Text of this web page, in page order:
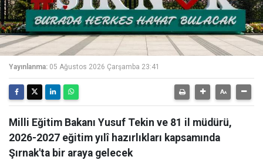
Yayınlanma: 05 Ağustos 2026 Çarşamba 23:41
Milli Eğitim Bakanı Yusuf Tekin ve 81 il müdürü,
2026-2027 eğitim yılî hazırlıkları kapsamında
Şırnak'ta bir araya gelecek